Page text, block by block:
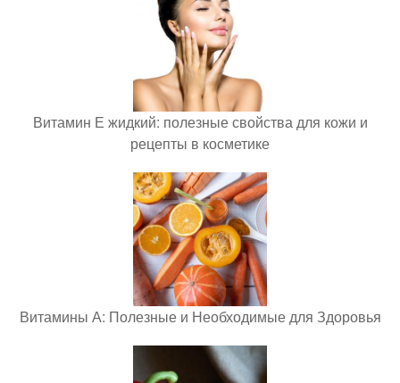
Витамин Е жидкий: полезные свойства для кожи и
рецепты в косметике
Витамины А: Полезные и Необходимые для Здоровья